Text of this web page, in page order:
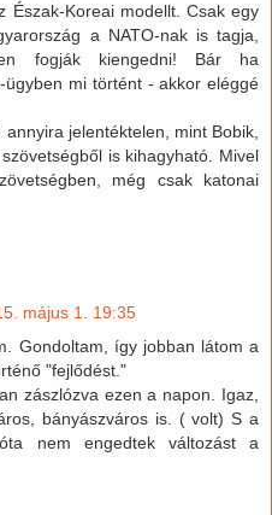
Észak-Koreai modellt. Csak egy
a NATO-nak is tagja,
fogják kiengedni! Bár ha
ügyben mi történt - akkor eléggé
jelentéktelen, mint Bobik,
is kihagyható. Mivel
még csak katonai
május 1. 19:35
Gondoltam, így jobban látom a
"fejlődést."
zászlózva ezen a napon. Igaz,
bányászváros is. ( volt) S a
nem engedtek változást a